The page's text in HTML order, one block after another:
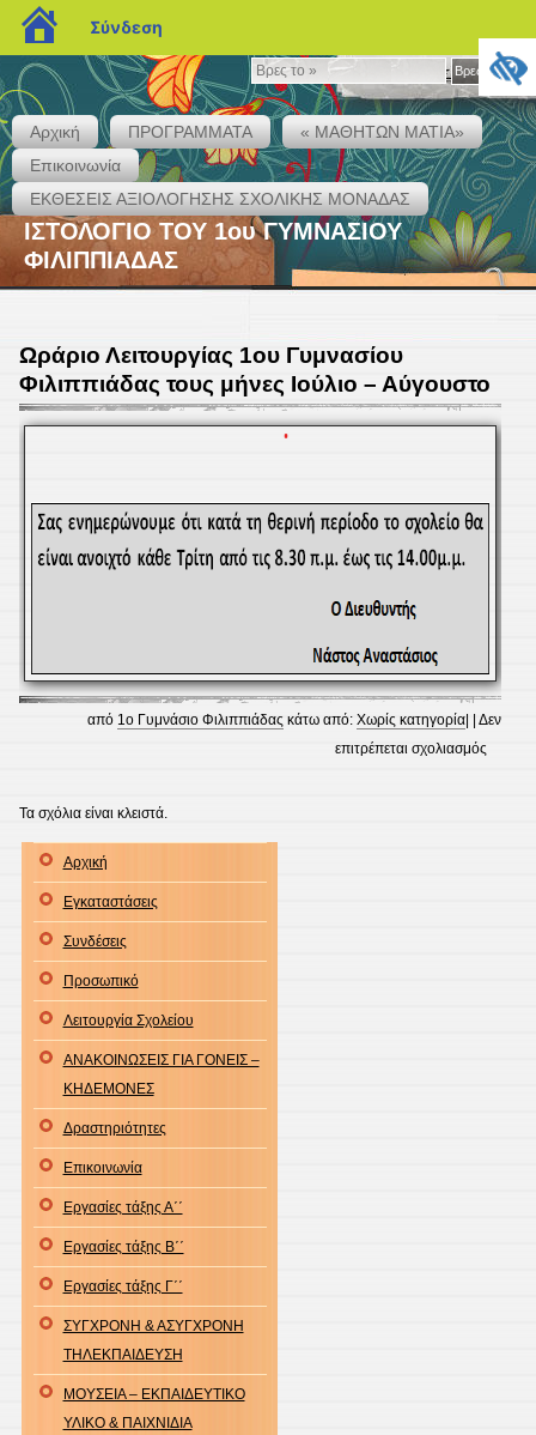
Βρες
το
Βρες το »
Αρχική ΠΡΟΓΡΑΜΜΑΤΑ
« ΜΑΘΗΤΩΝ ΜΑΤΙΑ»
Επικοινωνία
ΕΚΘΕΣΕΙΣ ΑΞΙΟΛΟΓΗΣΗΣ ΣΧΟΛΙΚΗΣ ΜΟΝΑΔΑΣ
ΙΣΤΟΛΟΓΙΟ ΤΟΥ 1ου ΓΥΜΝΑΣΙΟΥ
ΦΙΛΙΠΠΙΑΔΑΣ
Ωράριο Λειτουργίας 1ου Γυμνασίου
Φιλιππιάδας τους μήνες Ιούλιο – Αύγουστο
από 1ο Γυμνάσιο Φιλιππιάδας κάτω από:Χωρίς κατηγορία | |Δεν
επιτρέπεται σχολιασμός
Τα σχόλια είναι κλειστά.
Αρχική
Εγκαταστάσεις
Συνδέσεις
Προσωπικό
Λειτουργία Σχολείου
ΑΝΑΚΟΙΝΩΣΕΙΣ ΓΙΑ ΓΟΝΕΙΣ –
ΚΗΔΕΜΟΝΕΣ
Δραστηριότητες
Επικοινωνία
Εργασίες τάξης Α΄΄
Εργασίες τάξης Β΄΄
Εργασίες τάξης Γ΄΄
ΣΥΓΧΡΟΝΗ & ΑΣΥΓΧΡΟΝΗ
ΤΗΛΕΚΠΑΙΔΕΥΣΗ
ΜΟΥΣΕΙΑ – ΕΚΠΑΙΔΕΥΤΙΚΟ
ΥΛΙΚΟ & ΠΑΙΧΝΙΔΙΑ
blogs.sch.gr
Σύνδεση